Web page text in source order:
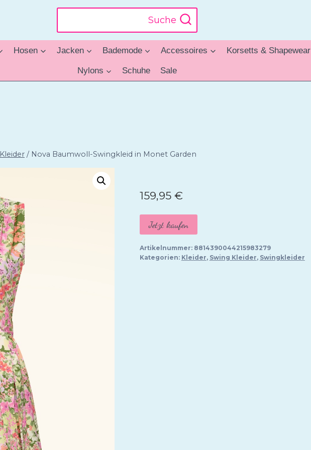
Suche
Hosen Jacken Bademode Accessoires Korsetts & Shapewear
Nylons Schuhe Sale
Kleider / Nova Baumwoll-Swingkleid in Monet Garden
159,95 €
Jetzt kaufen
Artikelnummer: 8814390044215983279
Kategorien: Kleider, Swing Kleider, Swingkleider